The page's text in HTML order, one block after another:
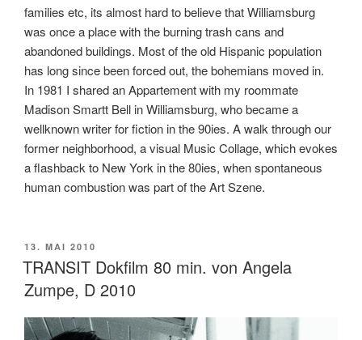
families etc, its almost hard to believe that Williamsburg
was once a place with the burning trash cans and
abandoned buildings. Most of the old Hispanic population
has long since been forced out, the bohemians moved in.
In 1981 I shared an Appartement with my roommate
Madison Smartt Bell in Williamsburg, who became a
wellknown writer for fiction in the 90ies. A walk through our
former neighborhood, a visual Music Collage, which evokes
a flashback to New York in the 80ies, when spontaneous
human combustion was part of the Art Szene.
VERÖFFENTLICHT
AM
13. MAI 2010
TRANSIT Dokfilm 80 min. von Angela
Zumpe, D 2010